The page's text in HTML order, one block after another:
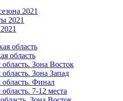
2021
2021
область
область
область. Зона Восток
Зона Запад
область. Финал
7-12 места